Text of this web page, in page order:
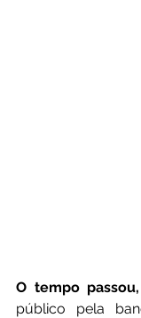
O tempo passou,
público pela